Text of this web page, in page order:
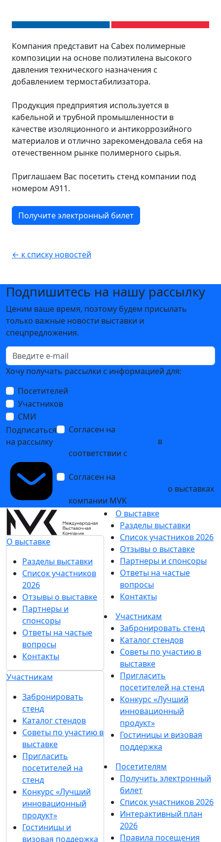
Компания представит на Cabex полимерные
композиции на основе полиэтилена высокого
давления технического назначения с
добавлением термостабилизатора.
Продукция предприятия используется в
кабельной и трубной промышленности в
качестве изоляционного и антикоррозийного
материалов и отлично зарекомендовала себя на
отечественном рынке полимерного сырья.
Приглашаем Вас посетить стенд компании под
номером А911.
Получите электронный билет
← к списку новостей
Подпишитесь на нашу рассылку
Ценим ваше время, поэтому будем присылать
только важные новости выставки и
спецпредложения.
Хочу получать рассылки с информацией для:
Посетителей
Участников
СМИ
Подписаться
на рассылку
Согласен на
в
соответствии с
Согласен на
о выставках
компании MVK
О выставке
Разделы выставки
Список участников
2026
Отзывы о выставке
Партнеры и
спонсоры
Ответы на частые
вопросы
Контакты
Участникам
Забронировать
стенд
Каталог стендов
Советы по участию в
выставке
Пригласить
посетителей на
стенд
Конкурс «Лучший
инновационный
продукт»
Гостиницы и
визовая поддержка
О выставке
Разделы выставки
Список участников 2026
Отзывы о выставке
Партнеры и спонсоры
Ответы на частые
вопросы
Контакты
Участникам
Забронировать стенд
Каталог стендов
Советы по участию в
выставке
Пригласить
посетителей на стенд
Конкурс «Лучший
инновационный
продукт»
Гостиницы и визовая
поддержка
Посетителям
Получить электронный
билет
Список участников 2026
Интерактивный план
2026
Правила посещения